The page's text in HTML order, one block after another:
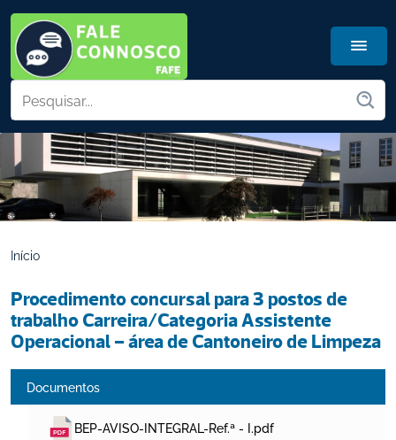
Início
Procedimento concursal para 3 postos de
trabalho Carreira/Categoria Assistente
Operacional – área de Cantoneiro de Limpeza
Documentos
BEP-AVISO-INTEGRAL-Ref.ª - I.pdf